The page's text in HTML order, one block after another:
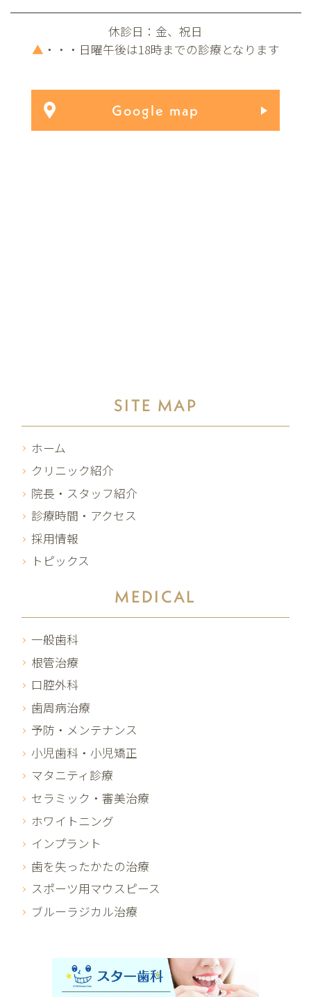
休診日：金、祝日
▲ ・・・日曜午後は18時までの診療となります
Google map
SITE MAP
ホーム
クリニック紹介
院長・スタッフ紹介
診療時間・アクセス
採用情報
トピックス
MEDICAL
一般歯科
根管治療
口腔外科
歯周病治療
予防・メンテナンス
小児歯科・小児矯正
マタニティ診療
セラミック・審美治療
ホワイトニング
インプラント
歯を失ったかたの治療
スポーツ用マウスピース
ブルーラジカル治療